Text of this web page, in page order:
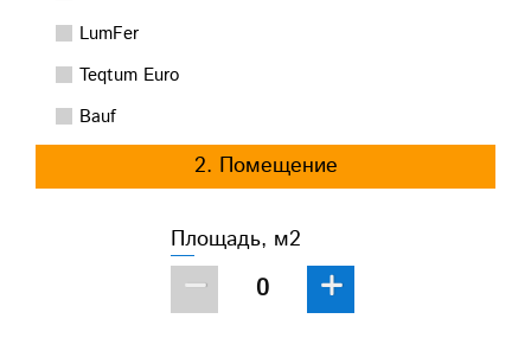
LumFer
Teqtum Euro
Bauf
2. Помещение
Площадь, м2
− +